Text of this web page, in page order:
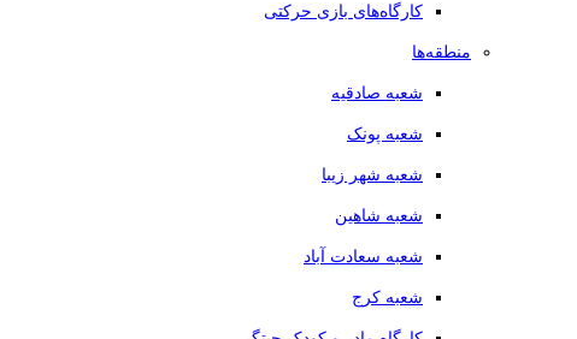
کارگاه‌های بازی حرکتی
منطقه‌ها
شعبه صادقیه
شعبه پونک
شعبه شهر زیبا
شعبه شاهین
شعبه سعادت آباد
شعبه کرج